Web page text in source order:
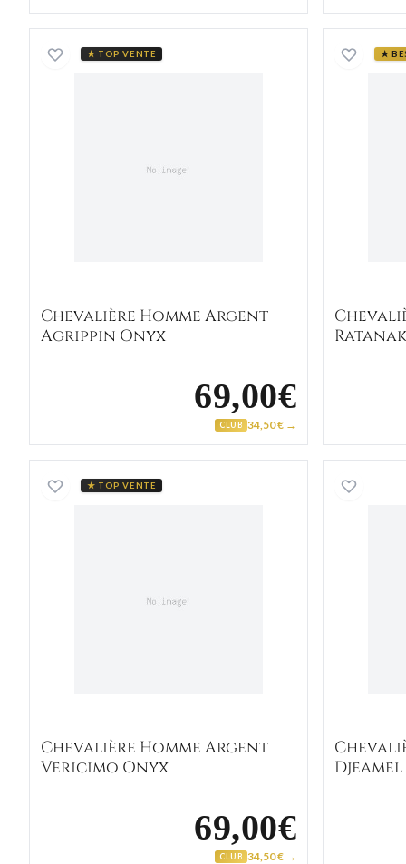
★ TOP VENTE Chevalière Homme Argent Agrippin
Chevalière Homme Argent
Agrippin Onyx
69,00€
CLUB 34,50 € →
★
Ratanak
★ TOP VENTE Chevalière Homme Argent Vericimo
Chevalière Homme Argent
Vericimo Onyx
69,00€
CLUB 34,50 € →